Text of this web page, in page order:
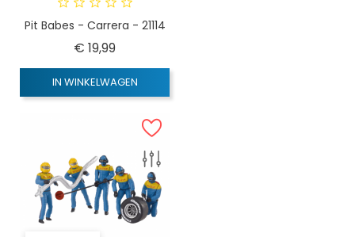
Pit Babes - Carrera - 21114
€ 19,99Prijs
IN WINKELWAGEN